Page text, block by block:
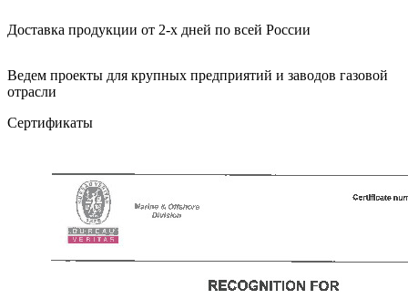
Доставка продукции от 2-х дней по всей России
Ведем проекты для крупных предприятий и заводов газовой
отрасли
Сертификаты